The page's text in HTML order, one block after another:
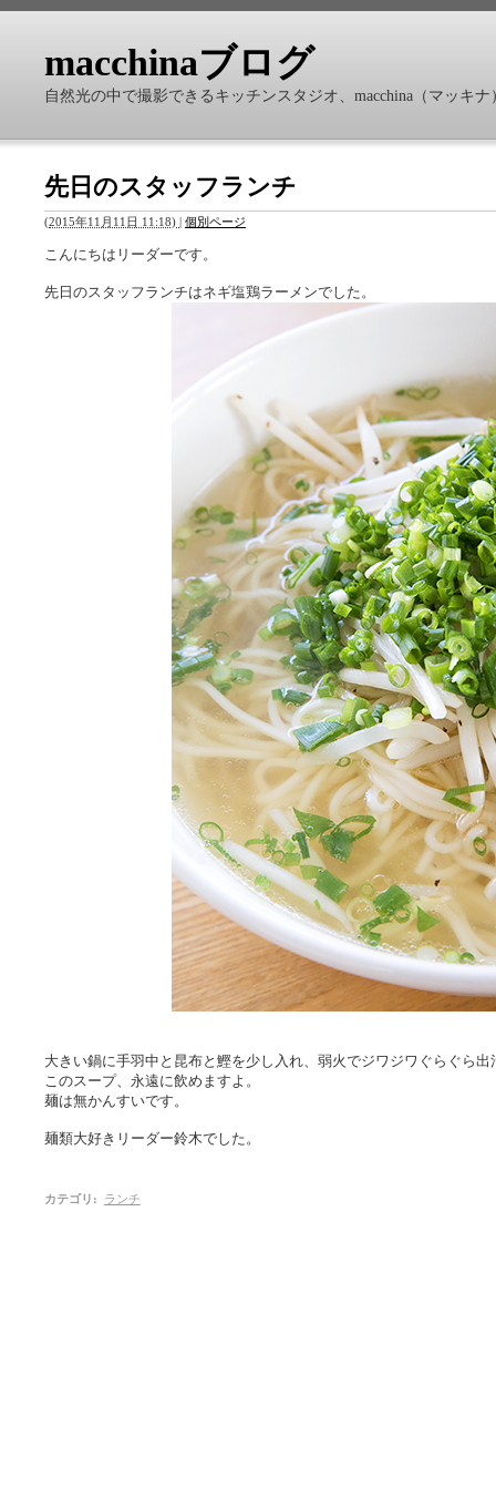
macchinaブログ
自然光の中で撮影できるキッチンスタジオ、macchina（マッキ
先日のスタッフランチ
(2015年11月11日 11:18) | 個別ページ
こんにちはリーダーです。
先日のスタッフランチはネギ塩鶏ラーメンでした。
大きい鍋に手羽中と昆布と鰹を少し入れ、弱火でジワジワぐらぐら出
このスープ、永遠に飲めますよ。
麺は無かんすいです。
麺類大好きリーダー鈴木でした。
カテゴリ : ランチ